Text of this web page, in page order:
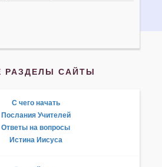
РАЗДЕЛЫ САЙТЫ
С чего начать
Послания Учителей
Ответы на вопросы
Истина Иисуса